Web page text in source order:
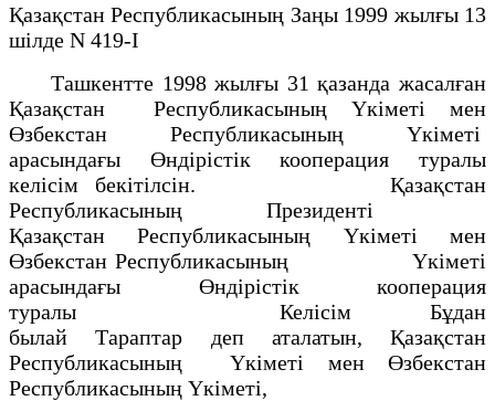
Қазақстан Республикасының Заңы 1999 жылғы 13
шілде N 419-I
Ташкентте 1998 жылғы 31 қазанда жасалған
Қазақстан Республикасының Үкіметі мен
Өзбекстан Республикасының Үкіметі
арасындағы Өндірістік кооперация туралы
келісім бекітілсін. Қазақстан
Республикасының Президенті
Қазақстан Республикасының Үкіметі мен
Өзбекстан Республикасының Үкіметі
арасындағы Өндірістік кооперация
туралы Келісім Бұдан
былай Тараптар деп аталатын, Қазақстан
Республикасының Үкіметі мен Өзбекстан
Республикасының Үкіметі,